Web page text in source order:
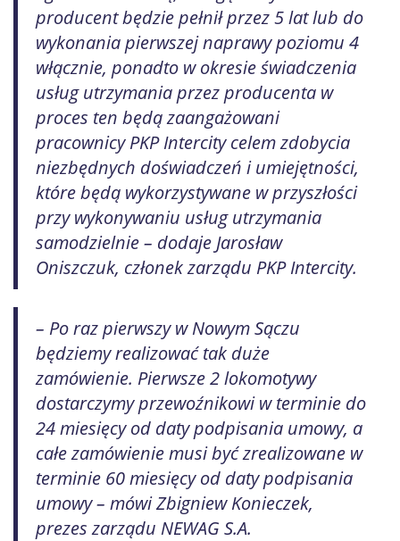
producent będzie pełnił przez 5 lat lub do
wykonania pierwszej naprawy poziomu 4
włącznie, ponadto w okresie świadczenia
usług utrzymania przez producenta w
proces ten będą zaangażowani
pracownicy PKP Intercity celem zdobycia
niezbędnych doświadczeń i umiejętności,
które będą wykorzystywane w przyszłości
przy wykonywaniu usług utrzymania
samodzielnie – dodaje Jarosław
Oniszczuk, członek zarządu PKP Intercity.
– Po raz pierwszy w Nowym Sączu
będziemy realizować tak duże
zamówienie. Pierwsze 2 lokomotywy
dostarczymy przewoźnikowi w terminie do
24 miesięcy od daty podpisania umowy, a
całe zamówienie musi być zrealizowane w
terminie 60 miesięcy od daty podpisania
umowy – mówi Zbigniew Konieczek,
prezes zarządu NEWAG S.A.